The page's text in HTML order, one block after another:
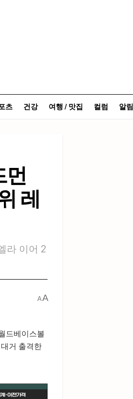
츠 건강 여행 / 맛집 컬럼 알림
먼
레
라 이어 2
AA
드베이스볼
거 출격한